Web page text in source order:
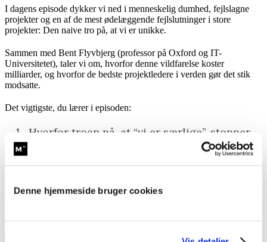
Denne hjemmeside bruger cookies
I dagens episode dykker vi ned i menneskelig dumhed, fejlslagne
projekter og en af de mest ødelæggende fejlslutninger i store
projekter: Den naive tro på, at vi er unikke.
Sammen med Bent Flyvbjerg (professor på Oxford og IT-
Universitetet), taler vi om, hvorfor denne vildfarelse koster
milliarder, og hvorfor de bedste projektledere i verden gør det stik
modsatte.
Det vigtigste, du lærer i episoden:
Hvorfor troen på, at “vi er særlige”, stopper
al læring og får os til at gentage andres fejl.
Hvorfor det er farligere at tro, at ens projekt
projekt
Hvad de bedste projektledere gør anderledes
Lyt med og lær, hvorfor den mest effektive vej til succes starter med